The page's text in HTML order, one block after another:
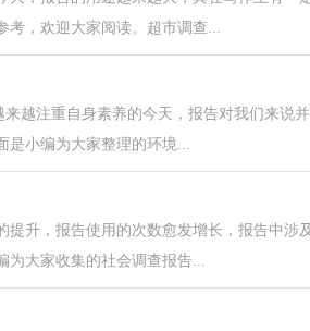
考，欢迎大家阅读。超市调查...
越注重自身素养的今天，报告对我们来说
是小编为大家整理的环境...
提升，报告使用的次数愈发增长，报告中
为大家收集的社会调查报告...